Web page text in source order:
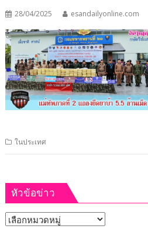
28/04/2025 esandailyonline.com
ในประเทศ
หัวข้อข่าว
หัวข้อ